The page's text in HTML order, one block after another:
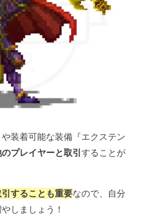
装着可能な装備『エクステン
プレイヤーと取引 することが
することも重要なので、自分
しましょう！